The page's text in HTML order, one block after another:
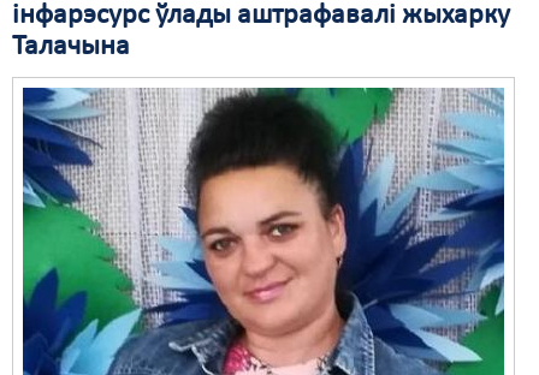
інфарэсурс ўлады аштрафавалі жыхарку
Талачына